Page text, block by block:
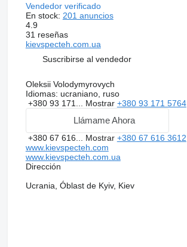
Vendedor verificado
En stock: 201 anuncios
4.9
31 reseñas
kievspecteh.com.ua
Suscribirse al vendedor
Oleksii Volodymyrovych
Idiomas: ucraniano, ruso
+380 93 171... Mostrar +380 93 171 5764
Llámame Ahora
+380 67 616... Mostrar +380 67 616 3612
www.kievspecteh.com
www.kievspecteh.com.ua
Dirección
Ucrania, Óblast de Kyiv, Kiev